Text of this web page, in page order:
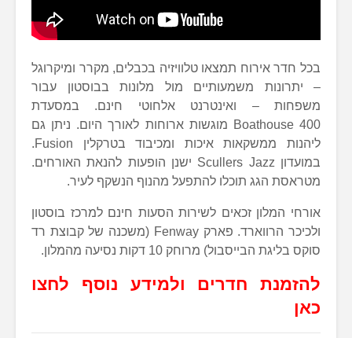
בכל חדר אירוח תמצאו טלוויזיה בכבלים, מקרר ומיקרוגל
– יתרונות משמעותיים מול מלונות בבוסטון עבור
משפחות – ואינטרנט אלחוטי חינם. במסעדת
Boathouse 400 מוגשות ארוחות לאורך היום. ניתן גם
ליהנות ממשקאות איכות ומכיבוד בטרקלין Fusion.
במועדון Scullers Jazz ישנן הופעות להנאת האורחים.
מטראסת הגג תוכלו להתפעל מהנוף הנשקף לעיר.
אורחי המלון זכאים לשירות הסעות חינם למרכז בוסטון
ולכיכר הרווארד. פארק Fenway (משכנה של קבוצת רד
סוקס בליגת הבייסבול) מרוחק 10 דקות נסיעה מהמלון.
להזמנת חדרים ולמידע נוסף לחצו
כאן